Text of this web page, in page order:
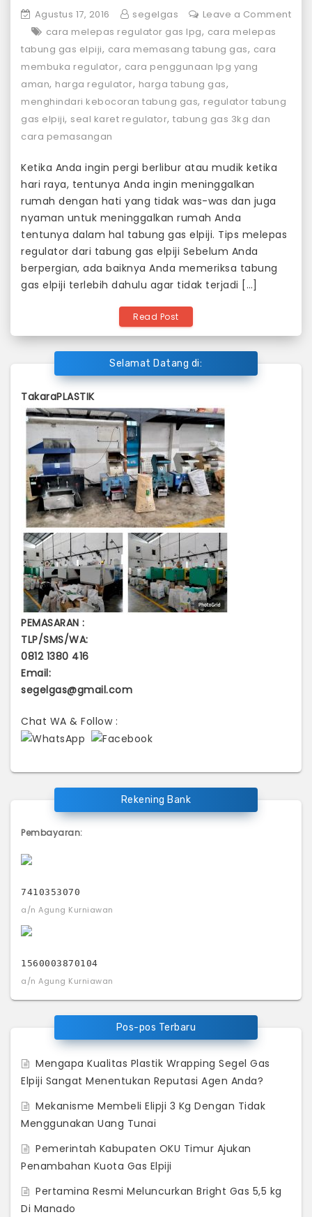
Agustus 17, 2016 segelgas
Leave a Comment
on
Tips
Melepas
Regulator
Tabung
Gas
Pergi
Dalam
Waktu
Lama
cara melepas regulator gas lpg, cara melepas
tabung gas elpiji, cara memasang tabung gas, cara
membuka regulator, cara penggunaan lpg yang
aman, harga regulator, harga tabung gas,
menghindari kebocoran tabung gas, regulator tabung
gas elpiji, seal karet regulator, tabung gas 3kg dan
cara pemasangan
Ketika Anda ingin pergi berlibur atau mudik ketika
hari raya, tentunya Anda ingin meninggalkan
rumah dengan hati yang tidak was-was dan juga
nyaman untuk meninggalkan rumah Anda
tentunya dalam hal tabung gas elpiji. Tips melepas
regulator dari tabung gas elpiji Sebelum Anda
berpergian, ada baiknya Anda memeriksa tabung
gas elpiji terlebih dahulu agar tidak terjadi […]
Read Post
Selamat Datang di:
TakaraPLASTIK
PEMASARAN :
TLP/SMS/WA:
0812 1380 416
Email:
segelgas@gmail.com
Chat WA & Follow :
Rekening Bank
Pembayaran:
7410353070
a/n Agung Kurniawan
1560003870104
a/n Agung Kurniawan
Pos-pos Terbaru
Mengapa Kualitas Plastik Wrapping Segel Gas
Elpiji Sangat Menentukan Reputasi Agen Anda?
Mekanisme Membeli Elipji 3 Kg Dengan Tidak
Menggunakan Uang Tunai
Pemerintah Kabupaten OKU Timur Ajukan
Penambahan Kuota Gas Elpiji
Pertamina Resmi Meluncurkan Bright Gas 5,5 kg
Di Manado